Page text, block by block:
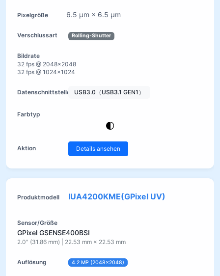
6.5 µm × 6.5 µm
Rolling-Shutter
32 fps @ 2048×2048
32 fps @ 1024×1024
USB3.0（USB3.1 GEN1）
Details ansehen
IUA4200KME(GPixel UV)
GPixel GSENSE400BSI
2.0" (31.86 mm) | 22.53 mm × 22.53 mm
4.2 MP (2048×2048)